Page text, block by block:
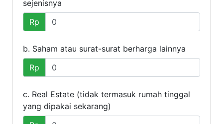
sejenisnya
Rp
b. Saham atau surat-surat berharga lainnya
Rp
c. Real Estate (tidak termasuk rumah tinggal
yang dipakai sekarang)